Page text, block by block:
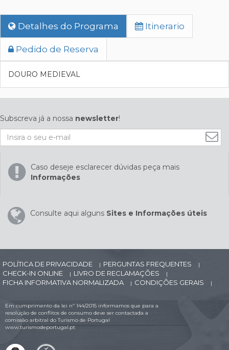
Detalhes do Programa Itinerario
Pedido de Reserva
DOURO MEDIEVAL
Subscreva já a nossa newsletter!
Caso deseje esclarecer dúvidas peça mais
Informações
Consulte aqui alguns Sites e Informações úteis
POLÍTICA DE PRIVACIDADE | PERGUNTAS FREQUENTES |
CHECK-IN ONLINE | LIVRO DE RECLAMAÇÕES |
FICHA INFORMATIVA NORMALIZADA | CONDIÇÕES GERAIS |
Em cumprimento da lei nº 144/2015 informamos que para a
resolução de conflitos de consumo deve ser contactada a
comissão arbitral do Turismo de Portugal
www.turismodeportugal.pt